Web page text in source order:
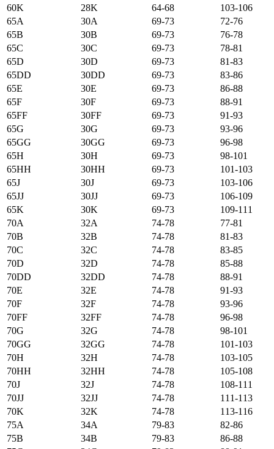
60K
28K 64-68
103-106
65А
30А 69-73
72-76
65B
30B 69-73
76-78
65C
30C 69-73
78-81
65D
30D 69-73
81-83
65DD
30DD 69-73
83-86
65E
30E 69-73
86-88
65F
30F 69-73
88-91
65FF
30FF 69-73
91-93
65G
30G 69-73
93-96
65GG
30GG 69-73
96-98
65H
30H 69-73
98-101
65HH
30HH 69-73
101-103
65J
30J 69-73
103-106
65JJ
30JJ 69-73
106-109
65K
30K 69-73
109-111
70А
32А 74-78
77-81
70B
32B 74-78
81-83
70C
32C 74-78
83-85
70D
32D 74-78
85-88
70DD
32DD 74-78
88-91
70E
32E 74-78
91-93
70F
32F 74-78
93-96
70FF
32FF 74-78
96-98
70G
32G 74-78
98-101
70GG
32GG 74-78
101-103
70H
32H 74-78
103-105
70HH
32HH 74-78
105-108
70J
32J 74-78
108-111
70JJ
32JJ 74-78
111-113
70K
32K 74-78
113-116
75А
34А 79-83
82-86
75B
34B 79-83
86-88